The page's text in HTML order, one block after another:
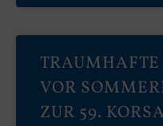
VOR
ZUR 59.